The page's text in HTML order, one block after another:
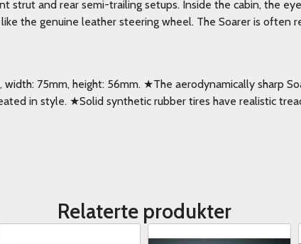
and rear semi-trailing setups. Inside the cabin, the
the genuine leather steering wheel. The Soarer is often
75mm, height: 56mm. ★The aerodynamically sharp
in style. ★Solid synthetic rubber tires have realistic
Relaterte produkter